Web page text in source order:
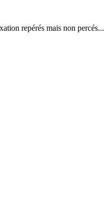
repérés mais non percés...